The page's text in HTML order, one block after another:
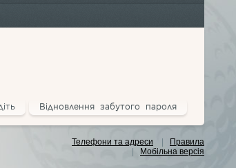
Відновлення забутого пароля
Телефони та адреси
Правила
Мобільна версія